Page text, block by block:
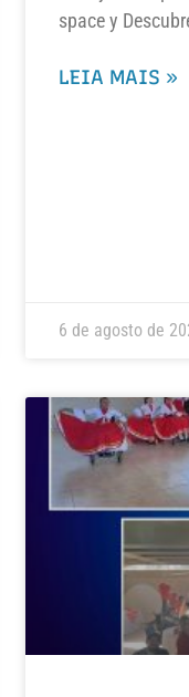
space y
LEIA MAIS »
6 de agosto de